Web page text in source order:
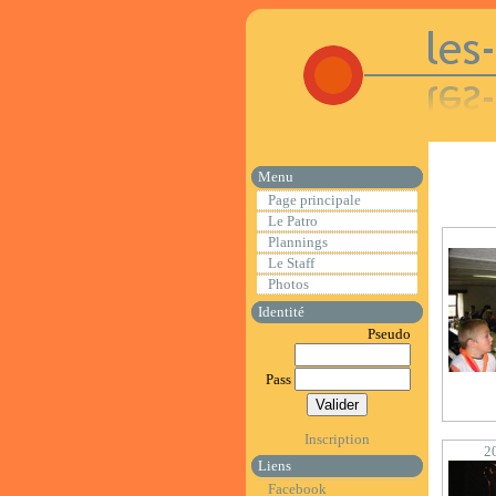
Menu
Page principale
Le Patro
Plannings
Le Staff
Photos
Identité
Pseudo
Pass
Inscription
Liens
Facebook